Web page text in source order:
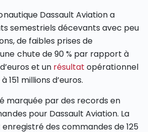
Dassault Aviation a
semestriels décevants avec peu
de faibles prises de
chute de 90 % par rapport à
et un résultat opérationnel
151 millions d’euros.
marquée par des records en
pour Dassault Aviation. La
des commandes de 125